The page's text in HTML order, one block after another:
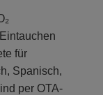
für
Spanisch,
per OTA-